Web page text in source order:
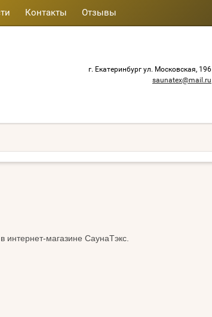
Контакты Отзывы
г. Екатеринбург ул. Московская, 196
saunatex@mail.ru
интернет-магазине СаунаТэкс.